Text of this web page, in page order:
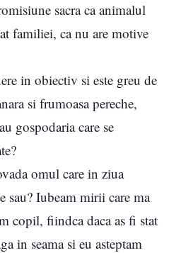
sacra ca animalul
familiei, ca nu are motive
in obiectiv si este greu de
si frumoasa pereche,
gospodaria care se
omul care in ziua
sau? Iubeam mirii care ma
copil, fiindca daca as fi stat
in seama si eu asteptam